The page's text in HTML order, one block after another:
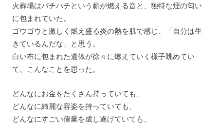
火葬場はパチパチという薪が燃える音と、独特な煙の匂い
に包まれていた。
ゴウゴウと激しく燃え盛る炎の熱を肌で感じ、「自分は生
きているんだな」と思う。
白い布に包まれた遺体が徐々に燃えていく様子眺めてい
て、こんなことを思った。
どんなにお金をたくさん持っていても、
どんなに綺麗な容姿を持っていても、
どんなにすごい偉業を成し遂げていても、